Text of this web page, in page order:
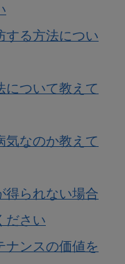
する方法につい
について教えて
気なのか教えて
得られない場合
ださい
ナンスの価値を